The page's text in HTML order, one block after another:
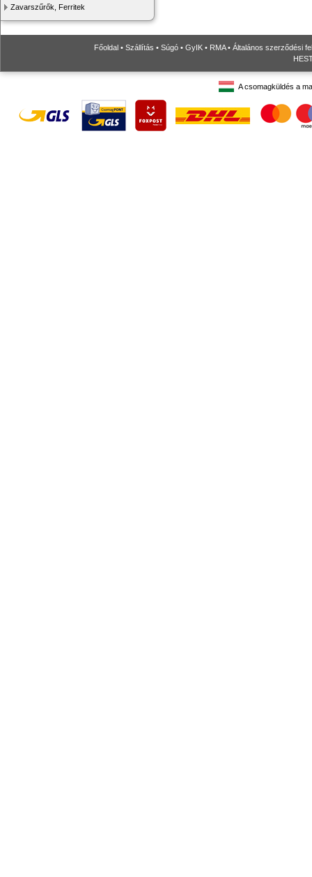
Zavarszűrők, Ferritek
Főoldal • Szállítás • Súgó • GyIK • RMA• Általános szerződési
A csomagküldés a